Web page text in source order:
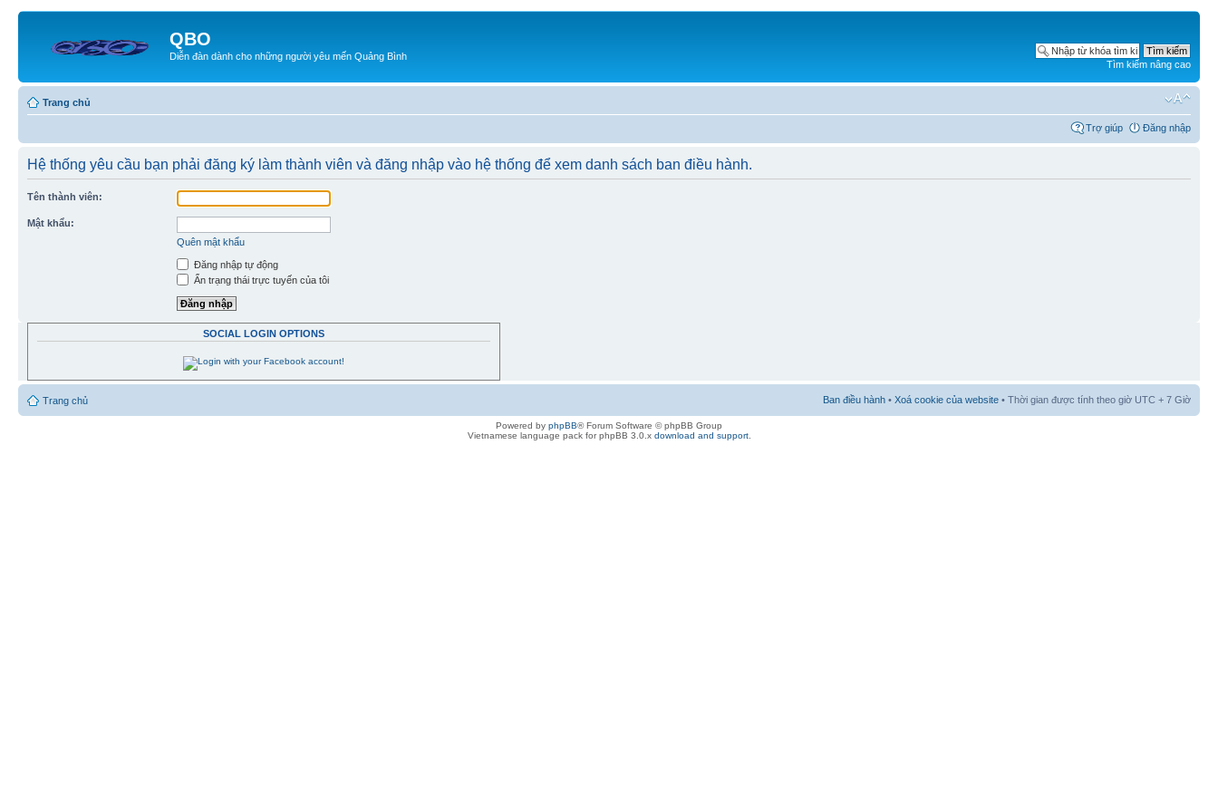
QBO
Diễn đàn dành cho những người yêu mến Quảng Bình
Tìm kiếm nâng cao
Trang chủ
Trợ giúp Đăng nhập
Hệ thống yêu cầu bạn phải đăng ký làm thành viên và đăng nhập vào hệ thống để xem danh sách ban điều hành.
Tên thành viên:
Mật khẩu:
Quên mật khẩu
Đăng nhập tự động
Ẩn trạng thái trực tuyến của tôi
SOCIAL LOGIN OPTIONS
Trang chủ Ban điều hành • Xoá cookie của website • Thời gian được tính theo giờ UTC + 7 Giờ
Powered by phpBB® Forum Software © phpBB Group
Vietnamese language pack for phpBB 3.0.x download and support.